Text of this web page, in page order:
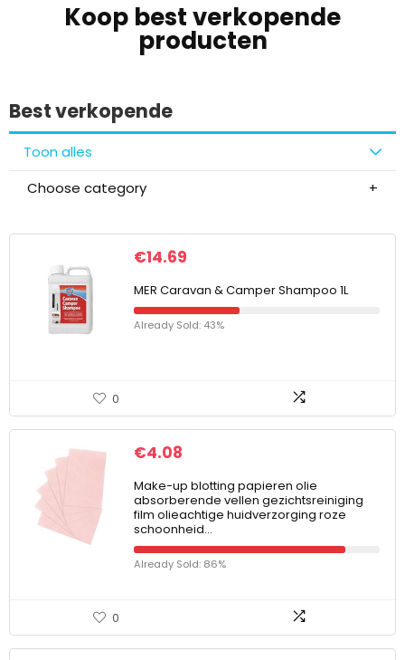
Koop best verkopende
producten
Best verkopende
Toon alles
Choose category
€14.69
MER Caravan & Camper Shampoo 1L
Already Sold: 43%
0
€4.08
Make-up blotting papieren olie
absorberende vellen gezichtsreiniging
film olieachtige huidverzorging roze
schoonheid…
Already Sold: 86%
0